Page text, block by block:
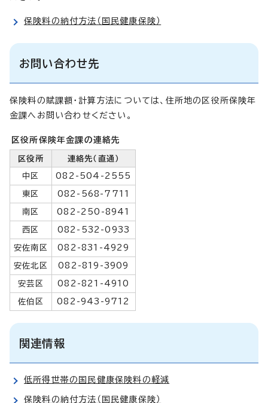
保険料の納付方法（国民健康保険）
お問い合わせ先
保険料の賦課額・計算方法については、住所地の区役所保険年
金課へお問い合わせください。
区役所保険年金課の連絡先
区役所 連絡先（直通）
中区 082-504-2555
東区 082-568-7711
南区 082-250-8941
西区 082-532-0933
安佐南区 082-831-4929
安佐北区 082-819-3909
安芸区 082-821-4910
佐伯区 082-943-9712
関連情報
低所得世帯の国民健康保険料の軽減
保険料の納付方法（国民健康保険）